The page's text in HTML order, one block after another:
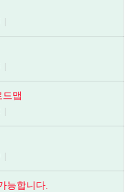
|
|
맵
|
|
능합니다.